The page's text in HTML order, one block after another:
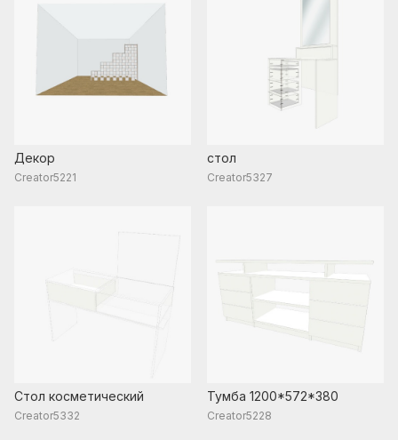
Декор
Creator5221
стол
Creator5327
Стол косметический
Creator5332
Тумба 1200*572*380
Creator5228